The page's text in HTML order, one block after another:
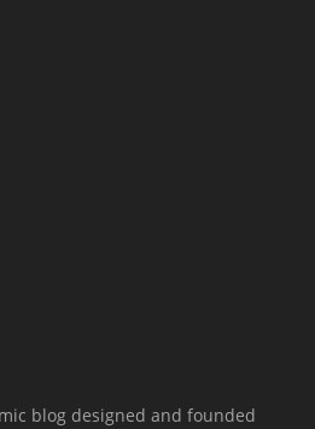
blog designed and founded